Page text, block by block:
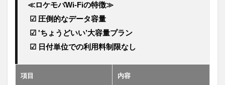
≪ロケモバWi-Fiの特徴≫
☑ 圧倒的なデータ容量
☑ 'ちょうどいい’大容量プラン
☑ 日付単位での利用料制限なし
項目 内容